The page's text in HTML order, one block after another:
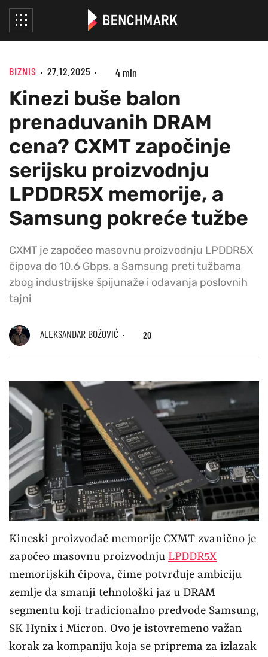
BIZNIS 27.12.2025 4 min
Kinezi buše balon
prenaduvanih DRAM
cena? CXMT započinje
serijsku proizvodnju
LPDDR5X memorije, a
Samsung pokreće tužbe
CXMT je započeo masovnu proizvodnju LPDDR5X
čipova do 10.6 Gbps, a Samsung preti tužbama
zbog industrijske špijunaže i odavanja poslovnih
tajni
ALEKSANDAR BOŽOVIĆ 20
Kineski proizvođač memorije CXMT zvanično je
započeo masovnu proizvodnju LPDDR5X
memorijskih čipova, čime potvrđuje ambiciju
zemlje da smanji tehnološki jaz u DRAM
segmentu koji tradicionalno predvode Samsung,
SK Hynix i Micron. Ovo je istovremeno važan
korak za kompaniju koja se priprema za izlazak